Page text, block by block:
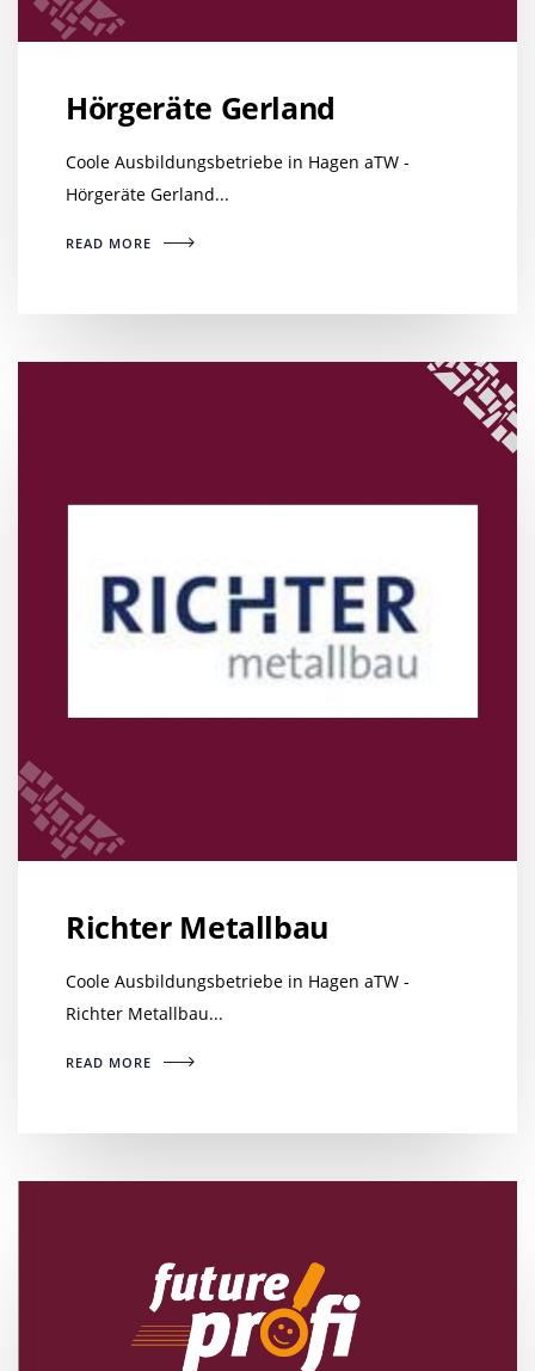
Hörgeräte Gerland
Coole Ausbildungsbetriebe in Hagen aTW -
Hörgeräte Gerland...
READ MORE
Richter Metallbau
Coole Ausbildungsbetriebe in Hagen aTW -
Richter Metallbau...
READ MORE